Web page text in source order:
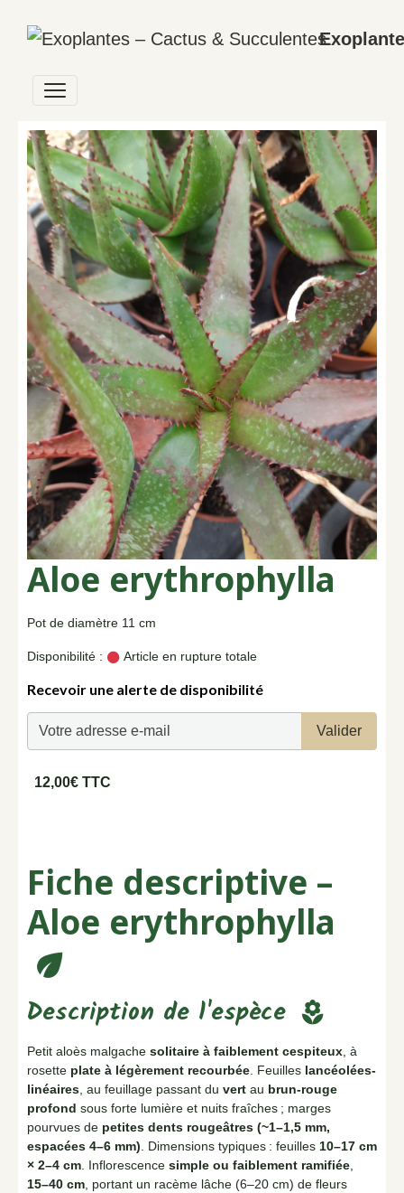
Aloe erythrophylla
Pot de diamètre 11 cm
Disponibilité : Article en rupture totale
Recevoir une alerte de disponibilité
Valider
12,00€ TTC
Fiche descriptive –
Aloe erythrophylla
eco
Description de l'espèce local_florist
Petit aloès malgache solitaire à faiblement cespiteux, à
rosette plate à légèrement recourbée. Feuilles lancéolées-
linéaires, au feuillage passant du vert au brun-rouge
profond sous forte lumière et nuits fraîches ; marges
pourvues de petites dents rougeâtres (~1–1,5 mm,
espacées 4–6 mm). Dimensions typiques : feuilles 10–17 cm
× 2–4 cm. Inflorescence simple ou faiblement ramifiée,
15–40 cm, portant un racème lâche (6–20 cm) de fleurs